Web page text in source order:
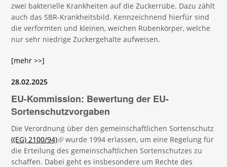
zwei bakterielle Krankheiten auf die Zuckerrübe. Dazu zählt
auch das SBR-Krankheitsbild. Kennzeichnend hierfür sind
die verformten und kleinen, weichen Rübenkörper, welche
nur sehr niedrige Zuckergehalte aufweisen.
[mehr >>]
28.02.2025
EU-Kommission: Bewertung der EU-
Sortenschutzvorgaben
Die Verordnung über den gemeinschaftlichen Sortenschutz
((EG) 2100/94)(link is external)
wurde 1994 erlassen, um eine Regelung für
die Erteilung des gemeinschaftlichen Sortenschutzes zu
schaffen. Dabei geht es insbesondere um Rechte des